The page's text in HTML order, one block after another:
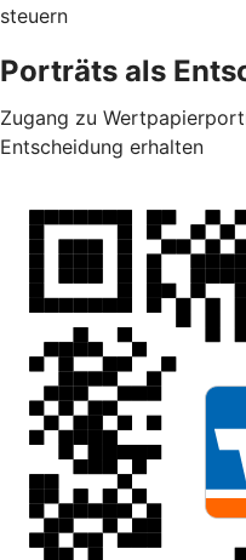
steuern
Porträts als
Zugang zu
Entscheidung erhalten